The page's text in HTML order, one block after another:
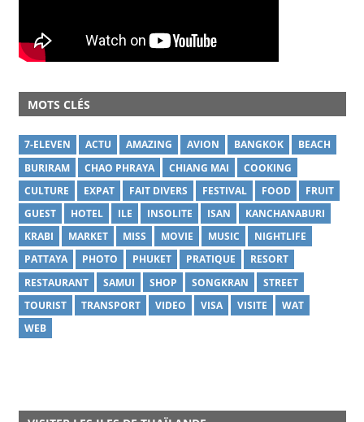
MOTS CLÉS
7-ELEVEN ACTU AMAZING AVION BANGKOK
BEACH
BURIRAM
CHAO PHRAYA CHIANG MAI
COOKING
CULTURE
EXPAT FAIT DIVERS FESTIVAL FOOD
FRUIT
GUEST
HOTEL ILE INSOLITE ISAN
KANCHANABURI
KRABI
MARKET MISS MOVIE MUSIC
NIGHTLIFE
PATTAYA
PHOTO PHUKET PRATIQUE
RESORT
RESTAURANT
SAMUI SHOP SONGKRAN
STREET
TOURIST
TRANSPORT VIDEO VISA VISITE
WAT
WEB